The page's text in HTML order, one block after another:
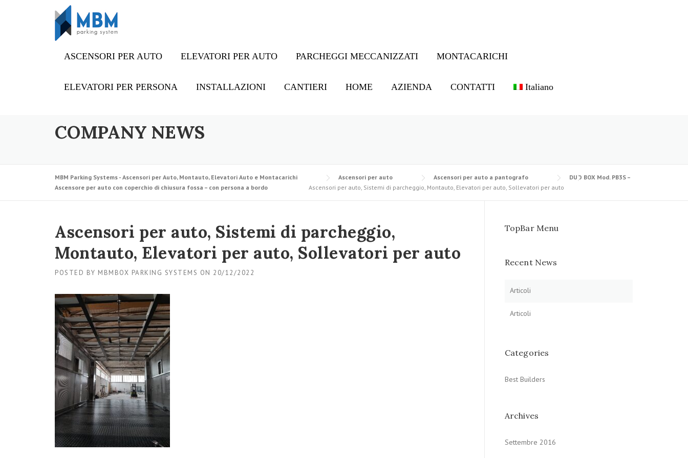
ASCENSORI PER AUTO ELEVATORI PER AUTO PARCHEGGI MECCANIZZATI MONTACARICHI
ELEVATORI PER PERSONA INSTALLAZIONI CANTIERI HOME AZIENDA CONTATTI Italiano
COMPANY NEWS
MBM Parking Systems - Ascensori per Auto, Montauto, Elevatori Auto e Montacarichi Ascensori per auto Ascensori per auto a pantografo
DUO BOX Mod. PB3S –
Ascensore per auto con coperchio di chiusura fossa – con persona a bordo
Ascensori per auto, Sistemi di parcheggio, Montauto, Elevatori per auto, Sollevatori per auto
Ascensori per auto, Sistemi di parcheggio,
Montauto, Elevatori per auto, Sollevatori per auto
POSTED BY MBMBOX PARKING SYSTEMS ON 20/12/2022
TopBar Menu
Recent News
Articoli
Articoli
Categories
Best Builders
Archives
Settembre 2016